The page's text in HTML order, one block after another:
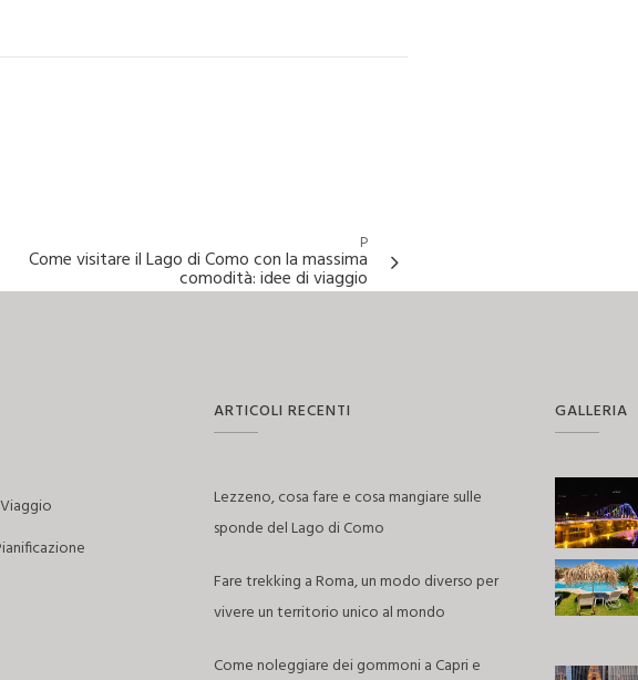
P
Come visitare il Lago di Como con la massima
comodità: idee di viaggio
ARTICOLI RECENTI
Lezzeno, cosa fare e cosa mangiare sulle
sponde del Lago di Como
Fare trekking a Roma, un modo diverso per
vivere un territorio unico al mondo
Come noleggiare dei gommoni a Capri e
GALLERIA